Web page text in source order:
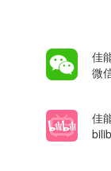
(使用
不支
站（
个应
M2,
软件
f/4L
105]
佳
微
佳